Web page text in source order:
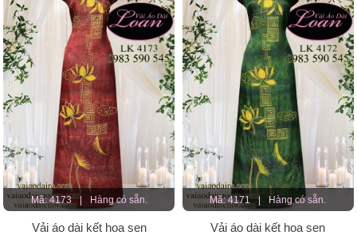
Mã: 4173 | Hàng có sẵn.
Vải áo dài kết hoa sen
Mã: 4171 | Hàng có sẵn.
Vải áo dài kết hoa sen